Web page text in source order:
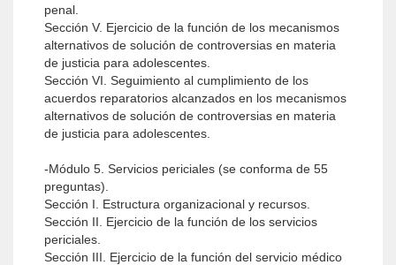
penal.
Sección V. Ejercicio de la función de los mecanismos
alternativos de solución de controversias en materia
de justicia para adolescentes.
Sección VI. Seguimiento al cumplimiento de los
acuerdos reparatorios alcanzados en los mecanismos
alternativos de solución de controversias en materia
de justicia para adolescentes.
-Módulo 5. Servicios periciales (se conforma de 55
preguntas).
Sección I. Estructura organizacional y recursos.
Sección II. Ejercicio de la función de los servicios
periciales.
Sección III. Ejercicio de la función del servicio médico